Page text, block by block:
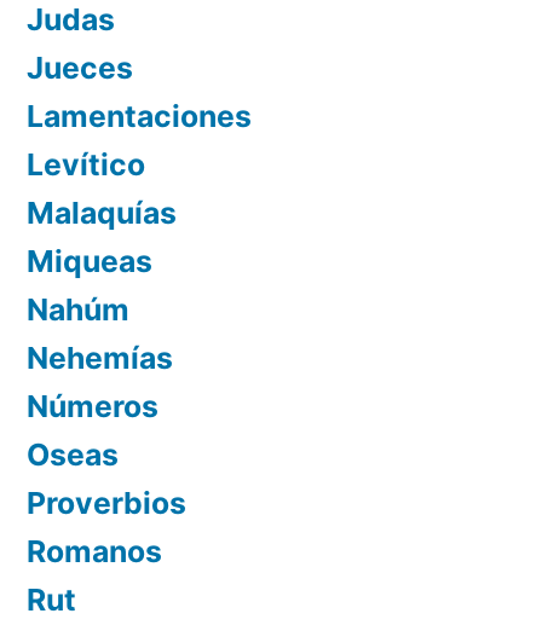
Judas
Jueces
Lamentaciones
Levítico
Malaquías
Miqueas
Nahúm
Nehemías
Números
Oseas
Proverbios
Romanos
Rut